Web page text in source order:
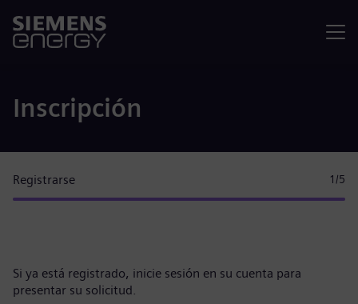
Inscripción
Registrarse 1 /5
Si ya está registrado, inicie sesión en su cuenta para
presentar su solicitud.